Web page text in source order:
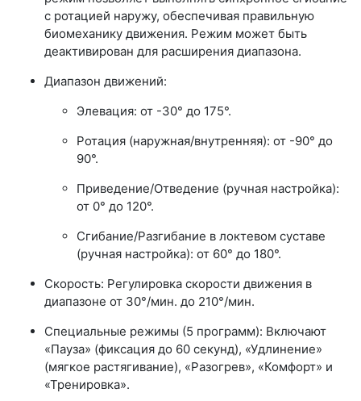
с ротацией наружу, обеспечивая правильную
биомеханику движения. Режим может быть
деактивирован для расширения диапазона.
Диапазон движений:
Элевация: от -30° до 175°.
Ротация (наружная/внутренняя): от -90° до
90°.
Приведение/Отведение (ручная настройка):
от 0° до 120°.
Сгибание/Разгибание в локтевом суставе
(ручная настройка): от 60° до 180°.
Скорость: Регулировка скорости движения в
диапазоне от 30°/мин. до 210°/мин.
Специальные режимы (5 программ): Включают
«Пауза» (фиксация до 60 секунд), «Удлинение»
(мягкое растягивание), «Разогрев», «Комфорт» и
«Тренировка».